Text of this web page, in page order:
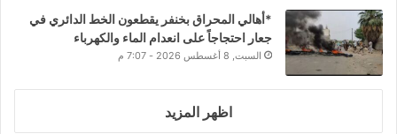
*أهالي المحراق بخنفر يقطعون الخط الدائري في
جعار احتجاجاً على انعدام الماء والكهرباء
السبت, 8 أغسطس 2026 - 7:07 م
اظهر المزيد